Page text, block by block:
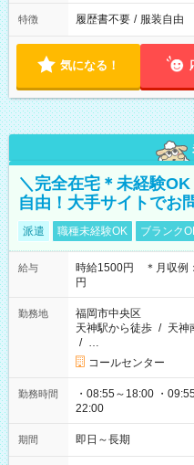
特徴 履歴書不要 / 服装自由
気になる！
＼完全在宅＊未経験
自由！大手サイトでお
派遣 職種未経験OK ブランク
給与
時給1500円 ＊月収例
円
勤務地
福岡市中央区
天神駅から徒歩 / 天神
/ …
コールセンター
勤務時間
・08:55～18:00 ・
22:00
期間 即日～長期